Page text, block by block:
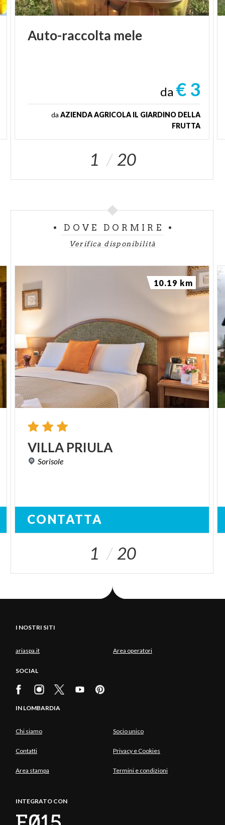
Auto-raccolta mele
da € 3
da AZIENDA AGRICOLA IL GIARDINO DELLA
FRUTTA
1 20
DOVE DORMIRE
Verifica disponibilità
VILLA PRIULA
Sorisole
CONTATTA
10.19 km
1 20
I NOSTRI SITI
ariaspa.it Area operatori
SOCIAL
IN LOMBARDIA
Chi siamo Socio unico
Contatti Privacy e Cookies
Area stampa Termini e condizioni
INTEGRATO CON